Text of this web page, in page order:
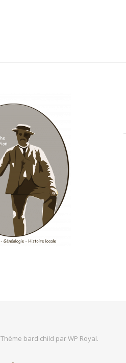
Thème bard child parWP Royal.